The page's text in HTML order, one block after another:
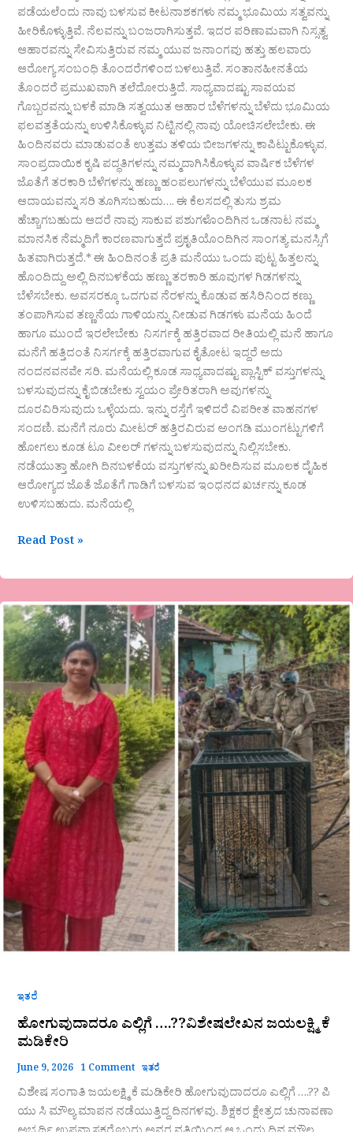
ಪಡೆಯಲೆಂದು ನಾವು ಬಳಸುವ ಕೀಟನಾಶಕಗಳು ನಮ್ಮ ಭೂಮಿಯ ಸತ್ವವನ್ನು
ಹೀರಿಕೊಳ್ಳುತ್ತಿವೆ. ನೆಲವನ್ನು ಬಂಜರಾಗಿಸುತ್ತವೆ. ಇದರ ಪರಿಣಾಮವಾಗಿ ನಿಸ್ಸತ್ವ
ಆಹಾರವನ್ನು ಸೇವಿಸುತ್ತಿರುವ ನಮ್ಮ ಯುವ ಜನಾಂಗವು ಹತ್ತು ಹಲವಾರು
ಆರೋಗ್ಯ ಸಂಬಂಧಿ ತೊಂದರೆಗಳಿಂದ ಬಳಲುತ್ತಿವೆ. ಸಂತಾನಹೀನತೆಯ
ತೊಂದರೆ ಪ್ರಮುಖವಾಗಿ ತಲೆದೋರುತ್ತಿದೆ. ಸಾಧ್ಯವಾದಷ್ಟು ಸಾವಯವ
ಗೊಬ್ಬರವನ್ನು ಬಳಕೆ ಮಾಡಿ ಸತ್ವಯುತ ಆಹಾರ ಬೆಳೆಗಳನ್ನು ಬೆಳೆದು ಭೂಮಿಯ
ಫಲವತ್ತತೆಯನ್ನು ಉಳಿಸಿಕೊಳ್ಳುವ ನಿಟ್ಟಿನಲ್ಲಿ ನಾವು ಯೋಚಿಸಲೇಬೇಕು. ಈ
ಹಿಂದಿನವರು ಮಾಡುವಂತೆ ಉತ್ತಮ ತಳಿಯ ಬೀಜಗಳನ್ನು ಕಾಪಿಟ್ಟುಕೊಳ್ಳುವ,
ಸಾಂಪ್ರದಾಯಿಕ ಕೃಷಿ ಪದ್ಧತಿಗಳನ್ನು ನಮ್ಮದಾಗಿಸಿಕೊಳ್ಳುವ ವಾರ್ಷಿಕ ಬೆಳೆಗಳ
ಜೊತೆಗೆ ತರಕಾರಿ ಬೆಳೆಗಳನ್ನು ಹಣ್ಣು ಹಂಪಲುಗಳನ್ನು ಬೆಳೆಯುವ ಮೂಲಕ
ಆದಾಯವನ್ನು ಸರಿ ತೂಗಿಸಬಹುದು…. ಈ ಕೆಲಸದಲ್ಲಿ ತುಸು ಶ್ರಮ
ಹೆಚ್ಚಾಗಬಹುದು ಆದರೆ ನಾವು ಸಾಕುವ ಪಶುಗಳೊಂದಿಗಿನ ಒಡನಾಟ ನಮ್ಮ
ಮಾನಸಿಕ ನೆಮ್ಮದಿಗೆ ಕಾರಣವಾಗುತ್ತದೆ ಪ್ರಕೃತಿಯೊಂದಿಗಿನ ಸಾಂಗತ್ಯ ಮನಸ್ಸಿಗೆ
ಹಿತವಾಗಿರುತ್ತದೆ.* ಈ ಹಿಂದಿನಂತೆ ಪ್ರತಿ ಮನೆಯು ಒಂದು ಪುಟ್ಟ ಹಿತ್ತಲನ್ನು
ಹೊಂದಿದ್ದು ಅಲ್ಲಿ ದಿನಬಳಕೆಯ ಹಣ್ಣು ತರಕಾರಿ ಹೂವುಗಳ ಗಿಡಗಳನ್ನು
ಬೆಳೆಸಬೇಕು. ಅವಸರಕ್ಕೂ ಒದಗುವ ನೆರಳನ್ನು ಕೊಡುವ ಹಸಿರಿನಿಂದ ಕಣ್ಣು
ತಂಪಾಗಿಸುವ ತಣ್ಣನೆಯ ಗಾಳಿಯನ್ನು ನೀಡುವ ಗಿಡಗಳು ಮನೆಯ ಹಿಂದೆ
ಹಾಗೂ ಮುಂದೆ ಇರಲೇಬೇಕು ನಿಸರ್ಗಕ್ಕೆ ಹತ್ತಿರವಾದ ರೀತಿಯಲ್ಲಿ ಮನೆ ಹಾಗೂ
ಮನೆಗೆ ಹತ್ತಿದಂತೆ ನಿಸರ್ಗಕ್ಕೆ ಹತ್ತಿರವಾಗುವ ಕೈತೋಟ ಇದ್ದರೆ ಅದು
ನಂದನವನವೇ ಸರಿ. ಮನೆಯಲ್ಲಿ ಕೂಡ ಸಾಧ್ಯವಾದಷ್ಟು ಪ್ಲಾಸ್ಟಿಕ್ ವಸ್ತುಗಳನ್ನು
ಬಳಸುವುದನ್ನು ಕೈ ಬಿಡಬೇಕು ಸ್ವಯಂ ಪ್ರೇರಿತರಾಗಿ ಅವುಗಳನ್ನು
ದೂರವಿರಿಸುವುದು ಒಳ್ಳೆಯದು. ಇನ್ನು ರಸ್ತೆಗೆ ಇಳಿದರೆ ವಿಪರೀತ ವಾಹನಗಳ
ಸಂದಣಿ. ಮನೆಗೆ ನೂರು ಮೀಟರ್ ಹತ್ತಿರವಿರುವ ಅಂಗಡಿ ಮುಂಗಟ್ಟುಗಳಿಗೆ
ಹೋಗಲು ಕೂಡ ಟೂ ವೀಲರ್ ಗಳನ್ನು ಬಳಸುವುದನ್ನು ನಿಲ್ಲಿಸಬೇಕು.
ನಡೆಯುತ್ತಾ ಹೋಗಿ ದಿನಬಳಕೆಯ ವಸ್ತುಗಳನ್ನು ಖರೀದಿಸುವ ಮೂಲಕ ದೈಹಿಕ
ಆರೋಗ್ಯದ ಜೊತೆ ಜೊತೆಗೆ ಗಾಡಿಗೆ ಬಳಸುವ ಇಂಧನದ ಖರ್ಚನ್ನು ಕೂಡ
ಉಳಿಸಬಹುದು. ಮನೆಯಲ್ಲಿ
Read Post »
ಇತರೆ
ಹೋಗುವುದಾದರೂ ಎಲ್ಲಿಗೆ ….??ವಿಶೇಷಲೇಖನ ಜಯಲಕ್ಷ್ಮಿ ಕೆ
ಮಡಿಕೇರಿ
June 9, 2026 1 Comment ಇತರೆ
ವಿಶೇಷ ಸಂಗಾತಿ ಜಯಲಕ್ಷ್ಮಿ ಕೆ ಮಡಿಕೇರಿ ಹೋಗುವುದಾದರೂ ಎಲ್ಲಿಗೆ ….?? ಪಿ
ಯು ಸಿ ಮೌಲ್ಯ ಮಾಪನ ನಡೆಯುತ್ತಿದ್ದ ದಿನಗಳವು. ಶಿಕ್ಷಕರ ಕ್ಷೇತ್ರದ ಚುನಾವಣಾ
ಹೋಗುವುದಾದರೂ
ಎಲ್ಲಿಗೆ
….??
ವಿಶೇಷಲೇಖನ
ಜಯಲಕ್ಷ್ಮಿ
ಕೆ
ಮಡಿಕೇರಿ